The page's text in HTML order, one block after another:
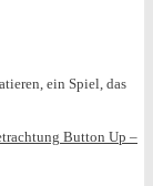
ein Spiel, das
Button Up –